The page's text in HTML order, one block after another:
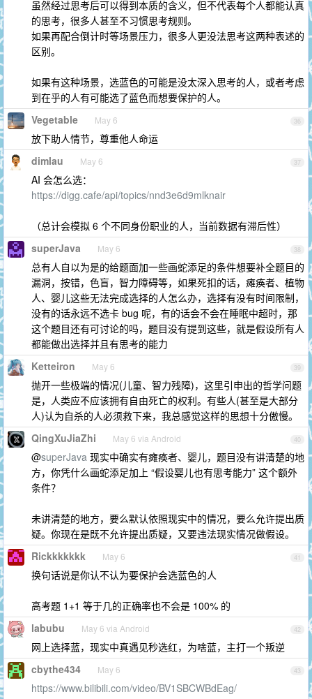
虽然经过思考后可以得到本质的含义，但不代表每个人都能认真
的思考，很多人甚至不习惯思考规则。
如果再配合倒计时等场景压力，很多人更没法思考这两种表述的
区别。
如果有这种场景，选蓝色的可能是没太深入思考的人，或者考虑
到在乎的人有可能选了蓝色而想要保护的人。
36
Vegetable May 6
放下助人情节，尊重他人命运
37
dimlau May 6
AI 会怎么选：
https://digg.cafe/api/topics/nnd3e6d9mlknair
（总计会模拟 6 个不同身份职业的人，当前数据有滞后性）
38
superJava May 6
总有人自以为是的给题面加一些画蛇添足的条件想要补全题目的
漏洞，按错，色盲，智力障碍等，如果死扣的话，瘫痪者、植物
人、婴儿这些无法完成选择的人怎么办，选择有没有时间限制，
没有的话永远不选卡 bug 呢，有的话会不会在睡眠中超时，那
这个题目还有可讨论的吗，题目没有提到这些，就是假设所有人
都能做出选择并且有思考的能力
39
Ketteiron May 6
抛开一些极端的情况(儿童、智力残障)，这里引申出的哲学问题
是，人类应不应该拥有自由死亡的权利。有些人(甚至是大部分
人)认为自杀的人必须救下来，我总感觉这样的思想十分傲慢。
40
QingXuJiaZhi May 6 via Android
@superJava 现实中确实有瘫痪者、婴儿，题目没有讲清楚的地
方，你凭什么画蛇添足加上 “假设婴儿也有思考能力” 这个额外
条件？
未讲清楚的地方，要么默认依照现实中的情况，要么允许提出质
疑。你现在是既不允许提出质疑，又要违法现实情况做假设。
41
Rickkkkkkk May 6
换句话说是你认不认为要保护会选蓝色的人
高考题 1+1 等于几的正确率也不会是 100% 的
42
labubu May 6 via Android
网上选择蓝，现实中真遇见秒选红，为啥蓝，主打一个叛逆
43
cbythe434 May 6
https://www.bilibili.com/video/BV1SBCWBdEag/